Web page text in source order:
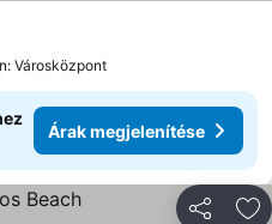
Városközpont
Árak megjelenítése